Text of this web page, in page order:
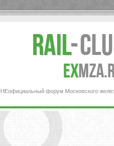
Rail-
ex
НЕофициальный форум Московского